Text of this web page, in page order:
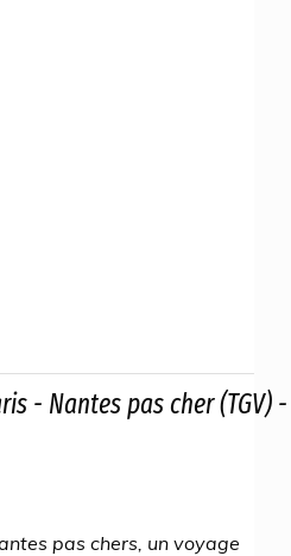
- Nantes pas cher (TGV) -
pas chers, un voyage